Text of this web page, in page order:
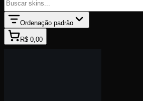
Ordenação padrão
R$ 0,00